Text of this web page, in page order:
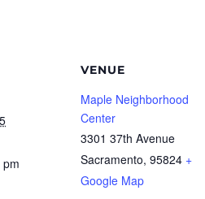
VENUE
Maple Neighborhood
Center
3301 37th Avenue
Sacramento, 95824 +
Google Map